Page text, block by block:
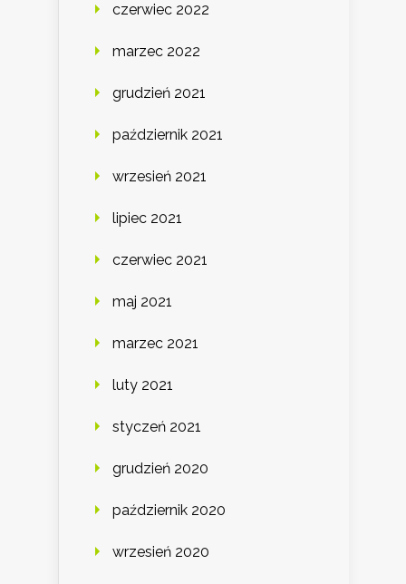
czerwiec 2022
marzec 2022
grudzień 2021
październik 2021
wrzesień 2021
lipiec 2021
czerwiec 2021
maj 2021
marzec 2021
luty 2021
styczeń 2021
grudzień 2020
październik 2020
wrzesień 2020